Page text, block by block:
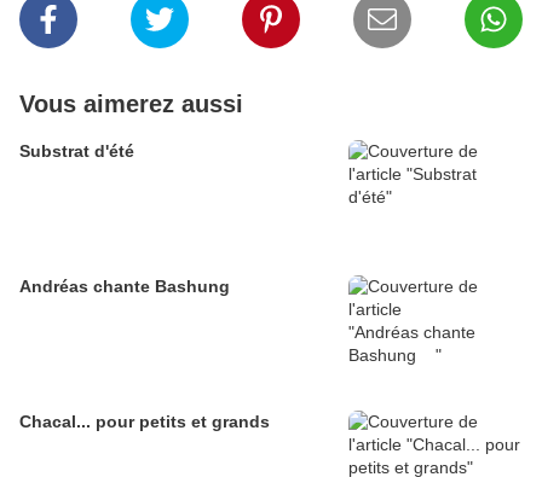
Vous aimerez aussi
Substrat d'été
Andréas chante Bashung
Chacal... pour petits et grands